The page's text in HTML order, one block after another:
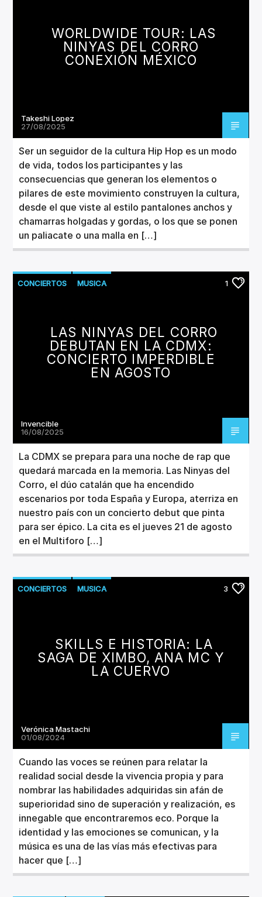
ARTISTA
Invencible Radio
WORLDWIDE TOUR: LAS
NINYAS DEL CORRO
CONEXIÓN MÉXICO
Takeshi Lopez
27/08/2025
Ser un seguidor de la cultura Hip Hop es un modo
de vida, todos los participantes y las
consecuencias que generan los elementos o
pilares de este movimiento construyen la cultura,
desde el que viste al estilo pantalones anchos y
chamarras holgadas y gordas, o los que se ponen
un paliacate o una malla en […]
CONCIERTOS MUSICA 1
LAS NINYAS DEL CORRO
DEBUTAN EN LA CDMX:
CONCIERTO IMPERDIBLE
EN AGOSTO
Invencible
16/08/2025
La CDMX se prepara para una noche de rap que
quedará marcada en la memoria. Las Ninyas del
Corro, el dúo catalán que ha encendido
escenarios por toda España y Europa, aterriza en
nuestro país con un concierto debut que pinta
para ser épico. La cita es el jueves 21 de agosto
en el Multiforo […]
CONCIERTOS MUSICA 3
SKILLS E HISTORIA: LA
SAGA DE XIMBO, ANA MC Y
LA CUERVO
Verónica Mastachi
01/08/2024
Cuando las voces se reúnen para relatar la
realidad social desde la vivencia propia y para
nombrar las habilidades adquiridas sin afán de
superioridad sino de superación y realización, es
innegable que encontraremos eco. Porque la
identidad y las emociones se comunican, y la
música es una de las vías más efectivas para
hacer que […]